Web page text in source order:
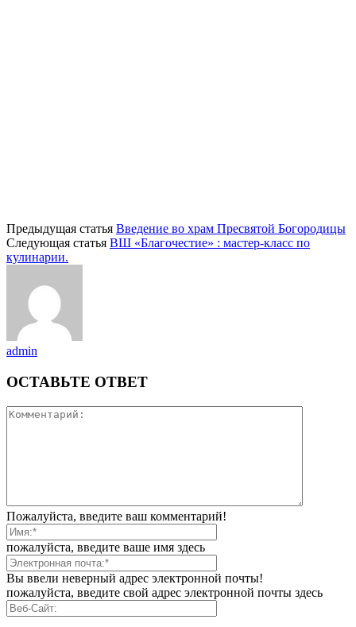
Предыдущая статья Введение во храм Пресвятой Богородицы
Следующая статья ВШ «Благочестие» : мастер-класс по
кулинарии.
admin
ОСТАВЬТЕ ОТВЕТ
Пожалуйста, введите ваш комментарий!
пожалуйста, введите ваше имя здесь
Вы ввели неверный адрес электронной почты!
пожалуйста, введите свой адрес электронной почты здесь